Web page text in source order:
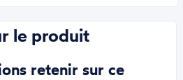
le produit
retenir sur ce